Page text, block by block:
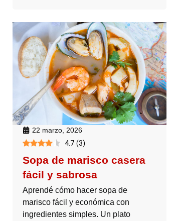
22 marzo, 2026
4.7 (3)
Sopa de marisco casera
fácil y sabrosa
Aprendé cómo hacer sopa de
marisco fácil y económica con
ingredientes simples. Un plato